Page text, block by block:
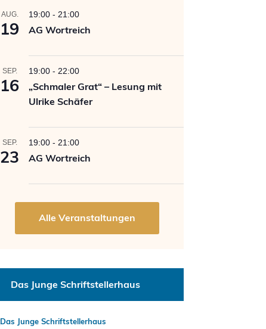
AUG.
19
19:00 - 21:00
AG Wortreich
SEP.
16
19:00 - 22:00
„Schmaler Grat“ – Lesung mit
Ulrike Schäfer
SEP.
23
19:00 - 21:00
AG Wortreich
Das Junge Schriftstellerhaus